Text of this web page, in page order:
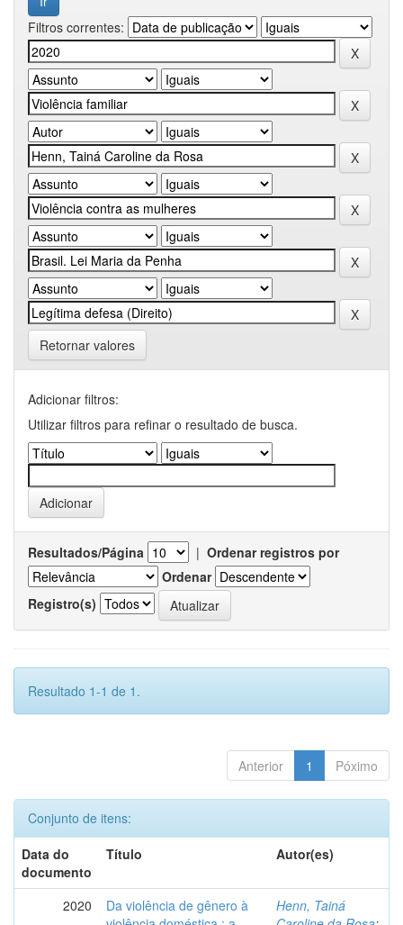
Filtros correntes:
Retornar valores
Adicionar filtros:
Utilizar filtros para refinar o resultado de busca.
Resultados/Página | Ordenar registros por
Ordenar
Registro(s)
Resultado 1-1 de 1.
Anterior 1 Póximo
Conjunto de itens:
Data do
documento
Título Autor(es)
2020
Da violência de gênero à
Henn, Tainá